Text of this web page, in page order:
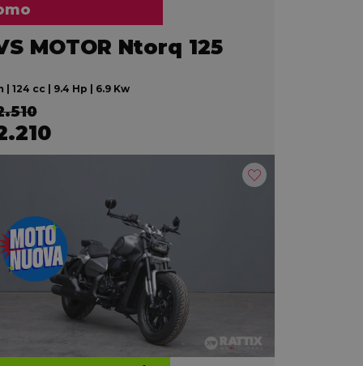
MOTOR Ntorq 125
| 124 cc | 9.4 Hp | 6.9 Kw